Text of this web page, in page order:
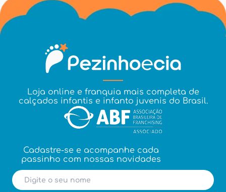
Loja online e franquia mais completa de
calçados infantis e infanto juvenis do Brasil.
Cadastre-se e acompanhe cada
passinho com nossas novidades